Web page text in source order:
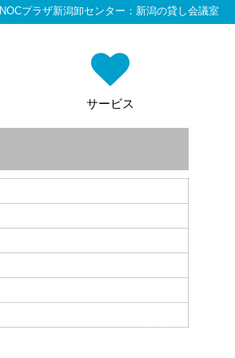
NOCプラザ新潟卸センター：新潟の貸し会議室
サービス